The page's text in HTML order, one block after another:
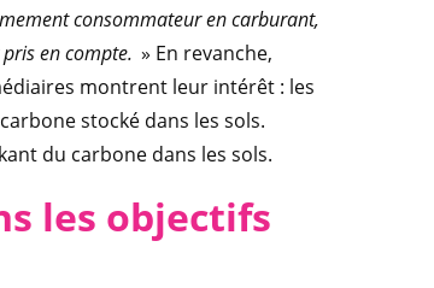
consommateur en carburant,
en compte. » En revanche,
montrent leur intérêt : les
stocké dans les sols.
du carbone dans les sols.
les objectifs